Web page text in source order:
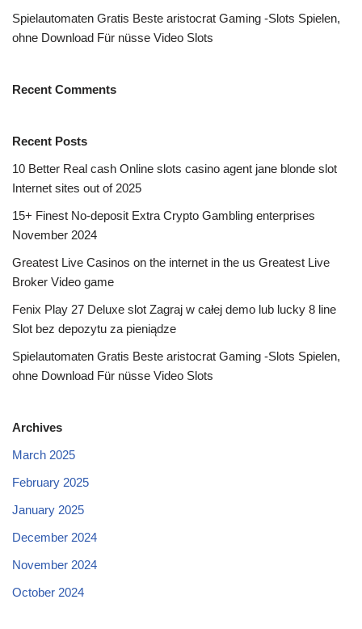
Spielautomaten Gratis Beste aristocrat Gaming -Slots Spielen,
ohne Download Für nüsse Video Slots
Recent Comments
Recent Posts
10 Better Real cash Online slots casino agent jane blonde slot
Internet sites out of 2025
15+ Finest No-deposit Extra Crypto Gambling enterprises
November 2024
Greatest Live Casinos on the internet in the us Greatest Live
Broker Video game
Fenix Play 27 Deluxe slot Zagraj w całej demo lub lucky 8 line
Slot bez depozytu za pieniądze
Spielautomaten Gratis Beste aristocrat Gaming -Slots Spielen,
ohne Download Für nüsse Video Slots
Archives
March 2025
February 2025
January 2025
December 2024
November 2024
October 2024